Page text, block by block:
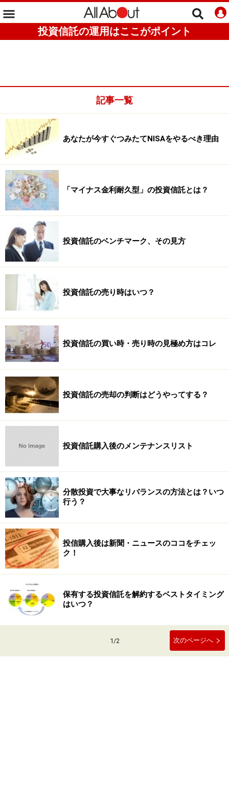
投資信託の運用はここがポイント
記事一覧
あなたが今すぐつみたてNISAをやるべき理由
「マイナス金利耐久型」の投資信託とは？
投資信託のベンチマーク、その見方
投資信託の売り時はいつ？
投資信託の買い時・売り時の見極め方はコレ
投資信託の売却の判断はどうやってする？
投資信託購入後のメンテナンスリスト
分散投資で大事なリバランスの方法とは？いつ
行う？
投信購入後は新聞・ニュースのココをチェッ
ク！
保有する投資信託を解約するベストタイミング
はいつ？
1/2 次のページへ